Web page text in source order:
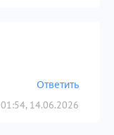
01:54, 14.06.2026
Ответить